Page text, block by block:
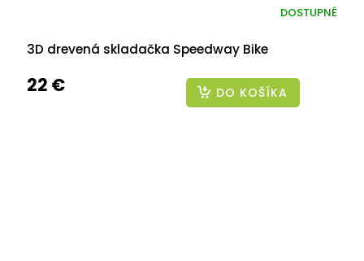
3D drevená skladačka Speedway Bike
DOSTUPNÉ
22 € DO KOŠÍKA